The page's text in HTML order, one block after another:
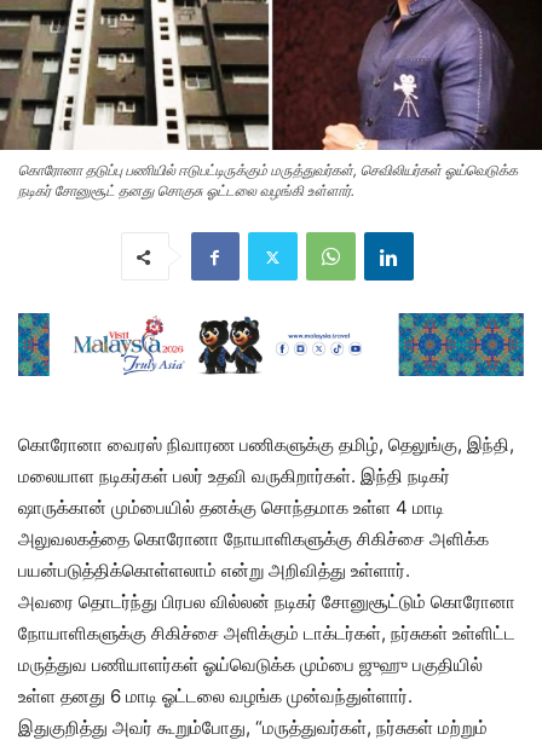
கொரோனா தடுப்பு பணியில் ஈடுபட்டிருக்கும் மருத்துவர்கள், செவிலியர்கள் ஓய்வெடுக்க
நடிகர் சோனுசூட் தனது சொகுசு ஓட்டலை வழங்கி உள்ளார்.
கொரோனா வைரஸ் நிவாரண பணிகளுக்கு தமிழ், தெலுங்கு, இந்தி,
மலையாள நடிகர்கள் பலர் உதவி வருகிறார்கள். இந்தி நடிகர்
ஷாருக்கான் மும்பையில் தனக்கு சொந்தமாக உள்ள 4 மாடி
அலுவலகத்தை கொரோனா நோயாளிகளுக்கு சிகிச்சை அளிக்க
பயன்படுத்திக்கொள்ளலாம் என்று அறிவித்து உள்ளார்.
அவரை தொடர்ந்து பிரபல வில்லன் நடிகர் சோனுசூட்டும் கொரோனா
நோயாளிகளுக்கு சிகிச்சை அளிக்கும் டாக்டர்கள், நர்சுகள் உள்ளிட்ட
மருத்துவ பணியாளர்கள் ஓய்வெடுக்க மும்பை ஜுஹு பகுதியில்
உள்ள தனது 6 மாடி ஓட்டலை வழங்க முன்வந்துள்ளார்.
இதுகுறித்து அவர் கூறும்போது, “மருத்துவர்கள், நர்சுகள் மற்றும்